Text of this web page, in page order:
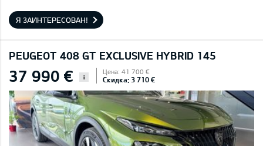
Я ЗАИНТЕРЕСОВАН!
PEUGEOT 408 GT EXCLUSIVE HYBRID 145
37 990 € i
Цена: 41 700 €
Скидка: 3 710 €